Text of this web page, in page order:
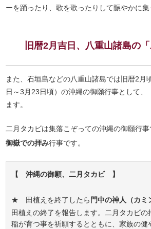
ーを踊ったり、歌を歌ったりして賑やかに集
旧暦2月吉日、八重山諸島の「
また、石垣島などの八重山諸島では旧暦2月
日～3月23日頃）の沖縄の御願行事として、
ます。
二月タカビは集落こぞっての沖縄の御願行事
御嶽での拝み行事です。
【 沖縄の御願、二月タカビ 】
★ 田植えを終了したら 門中の神人（カミ
田植えの終了を報告します。二月タカビの
稲が育つ事を祈願するとともに、家族の健